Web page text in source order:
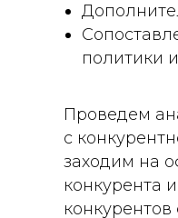
политики
Проведем
с
заходим на
конкурента